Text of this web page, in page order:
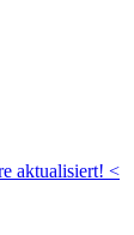
aktualisiert! <